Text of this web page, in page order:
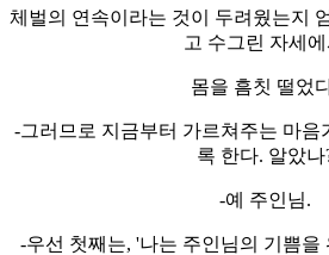
체벌의 연속이라는 것이 두려웠는지
고 수그린 자세에
몸을 흠칫 떨었
-그러므로 지금부터 가르쳐주는 마음
록 한다. 알았나
-예 주인님.
-우선 첫째는, '나는 주인님의 기쁨을